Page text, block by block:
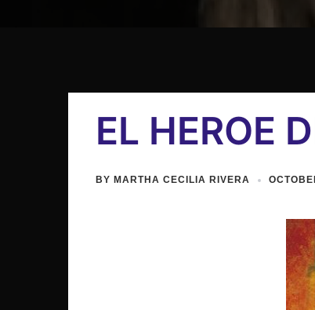
EL HEROE
BY MARTHA CECILIA RIVERA